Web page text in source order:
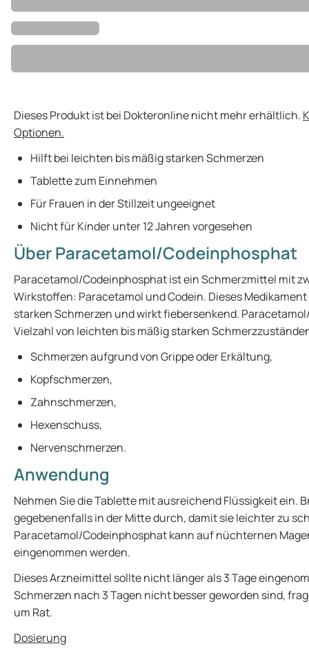
Dieses Produkt ist bei Dokteronline nicht mehr erhältlich.
Optionen.
Hilft bei leichten bis mäßig starken Schmerzen
Tablette zum Einnehmen
Für Frauen in der Stillzeit ungeeignet
Nicht für Kinder unter 12 Jahren vorgesehen
Über Paracetamol/Codeinphosphat
Paracetamol/Codeinphosphat ist ein Schmerzmittel mit
Wirkstoffen: Paracetamol und Codein. Dieses
starken Schmerzen und wirkt fiebersenkend.
Vielzahl von leichten bis mäßig starken
Schmerzen aufgrund von Grippe oder Erkältung,
Kopfschmerzen,
Zahnschmerzen,
Hexenschuss,
Nervenschmerzen.
Anwendung
Nehmen Sie die Tablette mit ausreichend Flüssigkeit ein.
gegebenenfalls in der Mitte durch, damit sie leichter zu
Paracetamol/Codeinphosphat kann auf nüchternen
eingenommen werden.
Dieses Arzneimittel sollte nicht länger als 3 Tage
Schmerzen nach 3 Tagen nicht besser geworden sind,
um Rat.
Dosierung